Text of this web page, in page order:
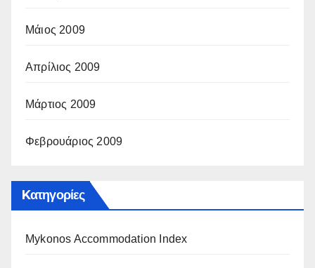
Μάιος 2009
Απρίλιος 2009
Μάρτιος 2009
Φεβρουάριος 2009
Kατηγορίες
Mykonos Accommodation Index